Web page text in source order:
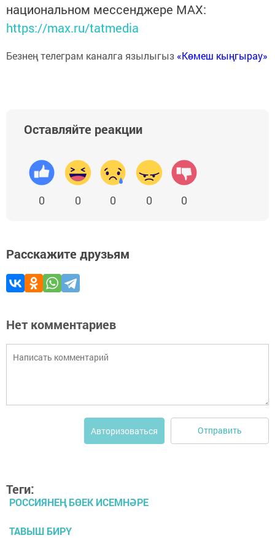
национальном мессенджере MАХ:
https://max.ru/tatmedia
Безнең телеграм каналга язылыгыз «Көмеш кыңгырау»
Оставляйте реакции
0 0 0 0 0
Расскажите друзьям
Нет комментариев
Авторизоваться Отправить
Теги:
РОССИЯНЕҢ БӨЕК ИСЕМНӘРЕ
ТАВЫШ БИРҮ